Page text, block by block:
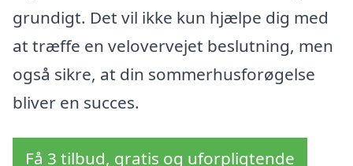
grundigt. Det vil ikke kun hjælpe dig med
at træffe en velovervejet beslutning, men
også sikre, at din sommerhusforøgelse
bliver en succes.
Få 3 tilbud, gratis og uforpligtende